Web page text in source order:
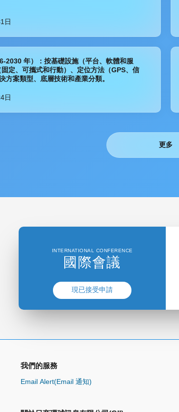
日
2030 年）：按基礎設施（平台、軟體和服
定、可攜式和行動）、定位方法（GPS、信
方案類型、底層技術和產業分類。
日
更多
INTERNATIONAL CONFERENCE
國際會議
現已接受申請
我們的服務
Email Alert(Email 通知)